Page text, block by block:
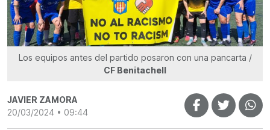
Los equipos antes del partido posaron con una pancarta /
CF Benitachell
JAVIER ZAMORA
20/03/2024 • 09:44